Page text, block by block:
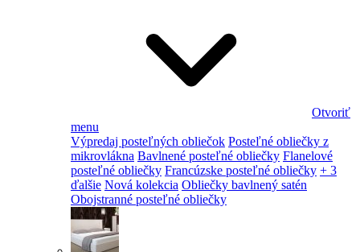
Otvoriť
menu
Výpredaj posteľných obliečok Posteľné obliečky z
mikrovlákna Bavlnené posteľné obliečky Flanelové
posteľné obliečky Francúzske posteľné obliečky + 3
ďalšie Nová kolekcia Obliečky bavlnený satén
Obojstranné posteľné obliečky